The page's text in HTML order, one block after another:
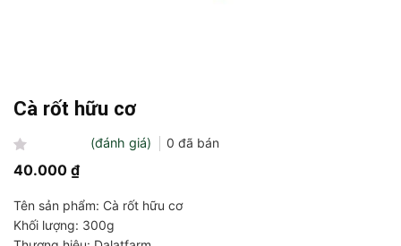
Cà rốt hữu cơ
Được
xếp
0
5
sao
(đánh giá) 0 đã bán
40.000 ₫
Tên sản phẩm: Cà rốt hữu cơ
Khối lượng: 300g